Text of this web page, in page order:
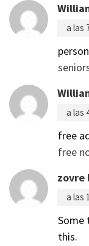
a las
a las
free
free
zovre
a las
Some
this.